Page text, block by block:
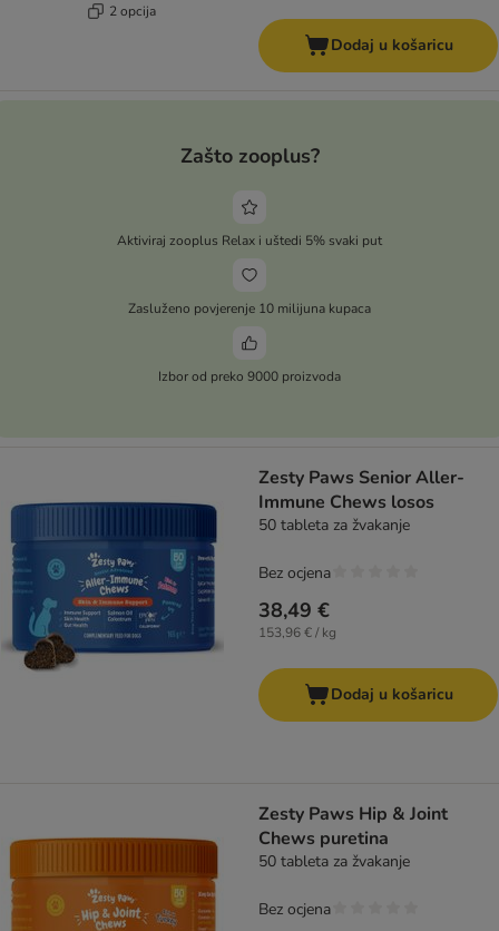
2 opcija
Dodaj u košaricu
Zašto zooplus?
Aktiviraj zooplus Relax i uštedi 5% svaki put
Zasluženo povjerenje 10 milijuna kupaca
Izbor od preko 9000 proizvoda
Zesty Paws Senior Aller-
Immune Chews losos
50 tableta za žvakanje
38,49 €
153,96 € / kg
Bez ocjena
Dodaj u košaricu
Zesty Paws Hip & Joint
Chews puretina
50 tableta za žvakanje
Bez ocjena